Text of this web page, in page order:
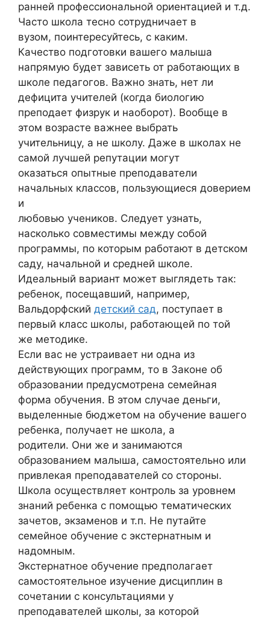
ранней профессиональной ориентацией и т.д.
Часто школа тесно сотрудничает в
вузом, поинтересуйтесь, с каким.
Качество подготовки вашего малыша
напрямую будет зависеть от работающих в
школе педагогов. Важно знать, нет ли
дефицита учителей (когда биологию
преподает физрук и наоборот). Вообще в
этом возрасте важнее выбрать
учительницу, а не школу. Даже в школах не
самой лучшей репутации могут
оказаться опытные преподаватели
начальных классов, пользующиеся доверием
и
любовью учеников. Следует узнать,
насколько совместимы между собой
программы, по которым работают в детском
саду, начальной и средней школе.
Идеальный вариант может выглядеть так:
ребенок, посещавший, например,
Вальдорфский детский сад, поступает в
первый класс школы, работающей по той
же методике.
Если вас не устраивает ни одна из
действующих программ, то в Законе об
образовании предусмотрена семейная
форма обучения. В этом случае деньги,
выделенные бюджетом на обучение вашего
ребенка, получает не школа, а
родители. Они же и занимаются
образованием малыша, самостоятельно или
привлекая преподавателей со стороны.
Школа осуществляет контроль за уровнем
знаний ребенка с помощью тематических
зачетов, экзаменов и т.п. Не путайте
семейное обучение с экстернатным и
надомным.
Экстернатное обучение предполагает
самостоятельное изучение дисциплин в
сочетании с консультациями у
преподавателей школы, за которой